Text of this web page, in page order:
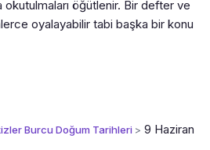
okutulmaları öğütlenir. Bir defter ve
oyalayabilir tabi başka bir konu
Burcu Doğum Tarihleri > 9 Haziran